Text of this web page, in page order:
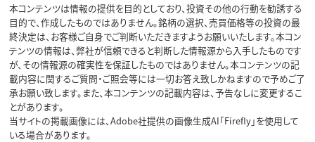
本コンテンツは情報の提供を目的としており、投資その他の行動を勧誘する
目的で、作成したものではありません。銘柄の選択、売買価格等の投資の最
終決定は、お客様ご自身でご判断いただきますようお願いいたします。本コン
テンツの情報は、弊社が信頼できると判断した情報源から入手したものです
が、その情報源の確実性を保証したものではありません。本コンテンツの記
載内容に関するご質問・ご照会等には一切お答え致しかねますので予めご了
承お願い致します。また、本コンテンツの記載内容は、予告なしに変更するこ
とがあります。
当サイトの掲載画像には、Adobe社提供の画像生成AI「Firefly」を使用して
いる場合があります。